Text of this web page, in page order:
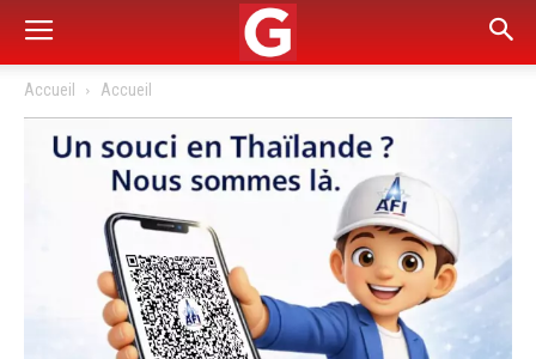
Accueil Accueil